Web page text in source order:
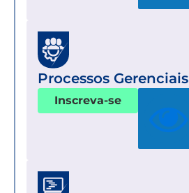
Processos Gerenciais
Inscreva-se